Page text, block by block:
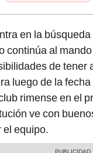
en la
continúa al
de tener
luego de la
rimense en el
ve con
el equipo.